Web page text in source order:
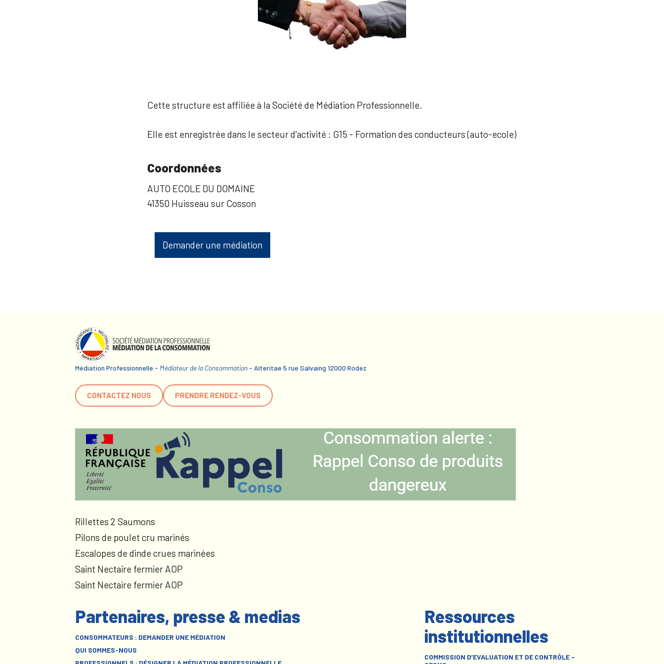
Cette structure est affiliée à la Société de Médiation Professionnelle.
Elle est enregistrée dans le secteur d'activité : G15 - Formation des conducteurs (auto-ecole)
Coordonnées
AUTO ECOLE DU DOMAINE
41350 Huisseau sur Cosson
Demander une médiation
Médiation Professionnelle - Médiateur de la Consommation - Alteritae 5 rue Salvaing 12000 Rodez
CONTACTEZ NOUS PRENDRE RENDEZ-VOUS
Rillettes 2 Saumons
Pilons de poulet cru marinés
Escalopes de dinde crues marinées
Saint Nectaire fermier AOP
Saint Nectaire fermier AOP
Partenaires, presse & medias
CONSOMMATEURS : DEMANDER UNE MÉDIATION
QUI SOMMES-NOUS
Ressources
institutionnelles
COMMISSION D’EVALUATION ET DE CONTRÔLE –